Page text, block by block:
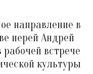
направление в
иерей Андрей
встрече
культуры